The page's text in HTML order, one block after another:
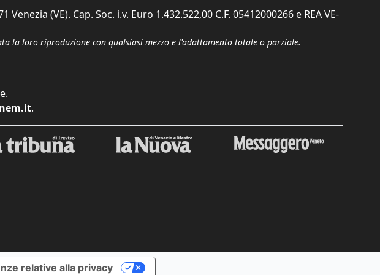
(VE). Cap. Soc. i.v. Euro 1.432.522,00 C.F. 05412000266 e REA VE-
la loro riproduzione con qualsiasi mezzo e l'adattamento totale o parziale.
.
relative alla privacy